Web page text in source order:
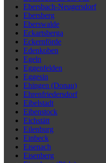
Ebersbach-Neugersdorf
Ebersberg
Eberswalde
Eckartsberga
Eckernförde
Edenkoben
Egeln
Eggenfelden
Eggesin
Ehingen (Donau)
Ehrenfriedersdorf
Eibelstadt
Eibenstock
Eichstätt
Eilenburg
Einbeck
Eisenach
Eisenberg